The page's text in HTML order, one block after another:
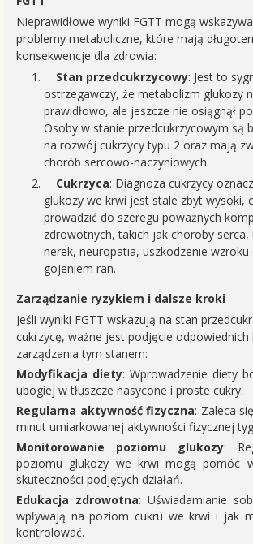
Nieprawidłowe wyniki FGTT mogą
problemy metaboliczne, które mają
konsekwencje dla zdrowia:
Stan przedcukrzycowy: Jest to
ostrzegawczy, że metabolizm glukozy
prawidłowo, ale jeszcze nie osiągnął
Osoby w stanie przedcukrzycowym są
na rozwój cukrzycy typu 2 oraz mają
chorób sercowo-naczyniowych.
Cukrzyca: Diagnoza cukrzycy
glukozy we krwi jest stale zbyt wysoki,
prowadzić do szeregu poważnych
zdrowotnych, takich jak choroby serca,
nerek, neuropatia, uszkodzenie
gojeniem ran.
Zarządzanie ryzykiem i dalsze kroki
Jeśli wyniki FGTT wskazują na stan
cukrzycę, ważne jest podjęcie
zarządzania tym stanem:
Modyfikacja diety: Wprowadzenie diety
ubogiej w tłuszcze nasycone i proste cukry.
Regularna aktywność fizyczna: Zaleca
minut umiarkowanej aktywności fizycznej
Monitorowanie poziomu glukozy:
poziomu glukozy we krwi mogą pomóc
skuteczności podjętych działań.
Edukacja zdrowotna: Uświadamianie
wpływają na poziom cukru we krwi i jak
kontrolować.